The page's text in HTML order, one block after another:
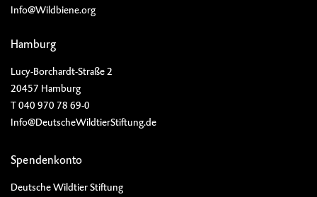
Info@Wildbiene.org
Hamburg
Lucy-Borchardt-Straße 2
20457 Hamburg
T 040 970 78 69-0
Info@DeutscheWildtierStiftung.de
Spendenkonto
Deutsche Wildtier Stiftung